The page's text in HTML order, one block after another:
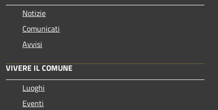
Notizie
Comunicati
Avvisi
VIVERE IL COMUNE
Luoghi
Eventi